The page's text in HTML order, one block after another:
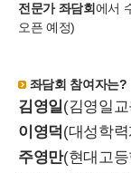
전문가 좌담회에서
오픈 예정)
좌담회 참여자는?
김영일(김영일
이영덕(대성학
주영만(현대고